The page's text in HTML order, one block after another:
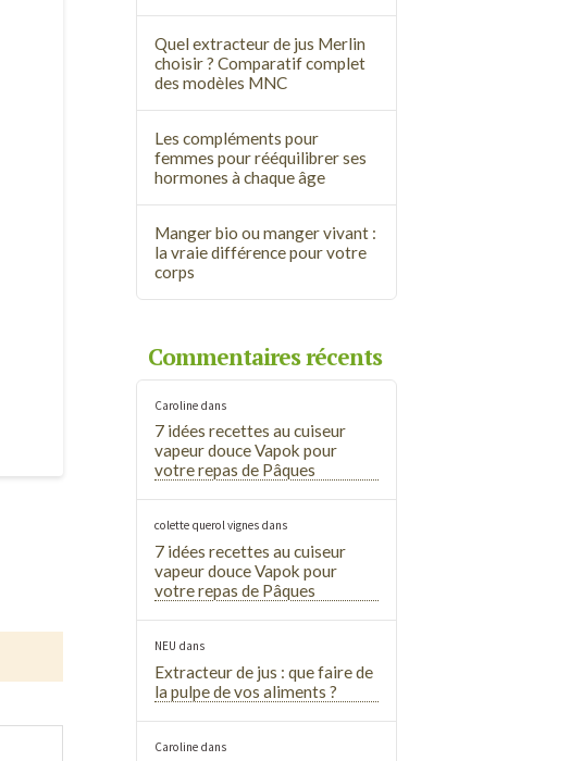
Quel extracteur de jus Merlin
choisir ? Comparatif complet
des modèles MNC
Les compléments pour
femmes pour rééquilibrer ses
hormones à chaque âge
Manger bio ou manger vivant :
la vraie différence pour votre
corps
Commentaires récents
Caroline dans
7 idées recettes au cuiseur
vapeur douce Vapok pour
votre repas de Pâques
colette querol vignes dans
7 idées recettes au cuiseur
vapeur douce Vapok pour
votre repas de Pâques
NEU dans
Extracteur de jus : que faire de
la pulpe de vos aliments ?
Caroline dans